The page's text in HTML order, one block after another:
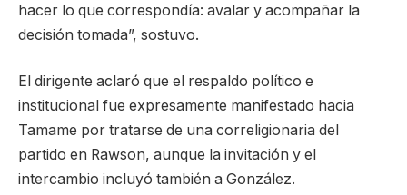
hacer lo que correspondía: avalar y acompañar la
decisión tomada”, sostuvo.
El dirigente aclaró que el respaldo político e
institucional fue expresamente manifestado hacia
Tamame por tratarse de una correligionaria del
partido en Rawson, aunque la invitación y el
intercambio incluyó también a González.